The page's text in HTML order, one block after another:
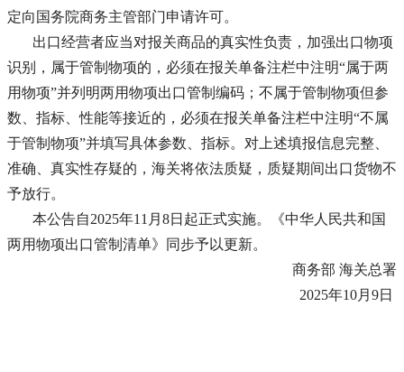
定向国务院商务主管部门申请许可。
出口经营者应当对报关商品的真实性负责，加强出口物项
识别，属于管制物项的，必须在报关单备注栏中注明“属于两
用物项”并列明两用物项出口管制编码；不属于管制物项但参
数、指标、性能等接近的，必须在报关单备注栏中注明“不属
于管制物项”并填写具体参数、指标。对上述填报信息完整、
准确、真实性存疑的，海关将依法质疑，质疑期间出口货物不
予放行。
本公告自2025年11月8日起正式实施。《中华人民共和国
两用物项出口管制清单》同步予以更新。
商务部 海关总署
2025年10月9日